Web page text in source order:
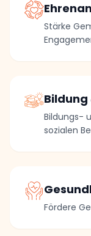
Stärke
Bildung
Bildungs-
sozialen
Fördere